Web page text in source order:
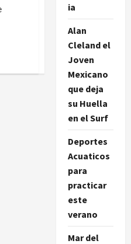
ia
Alan
Cleland el
Joven
Mexicano
que deja
su Huella
en el Surf
Deportes
Acuaticos
para
practicar
este
verano
Mar del